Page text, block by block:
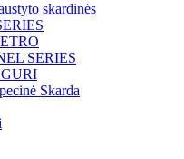
skardinės
SERIES
Skarda